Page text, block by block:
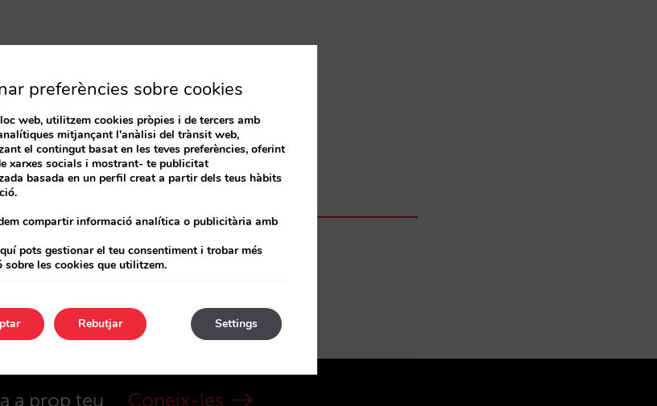
està disponible a
de 2021
a prop teu Coneix-les
preferències sobre cookies
web, utilitzem cookies pròpies i de tercers amb
mitjançant l'anàlisi del trànsit web,
el contingut basat en les teves preferències, oferint
xarxes socials i mostrant- te publicitat
basada en un perfil creat a partir dels teus hàbits
compartir informació analítica o publicitària amb
pots gestionar el teu consentiment i trobar més
sobre les cookies que utilitzem.
Settings
Rebutjar